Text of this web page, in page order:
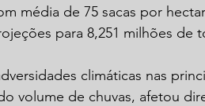
média de 75 sacas por
para 8,251 milhões de
climáticas nas
volume de chuvas, afetou